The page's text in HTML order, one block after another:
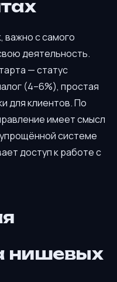
важно с самого
деятельность.
— статус
(4–6%), простая
для клиентов. По
имеет смысл
системе
доступ к работе с
нишевых